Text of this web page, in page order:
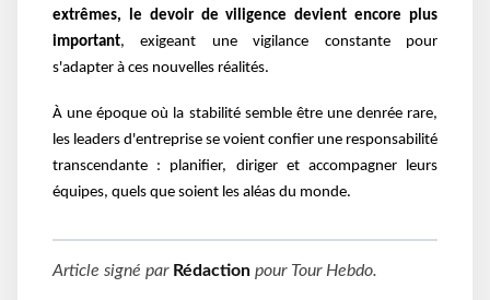
extrêmes, le devoir de viligence devient encore plus
important, exigeant une vigilance constante pour
s'adapter à ces nouvelles réalités.
À une époque où la stabilité semble être une denrée rare,
les leaders d'entreprise se voient confier une responsabilité
transcendante : planifier, diriger et accompagner leurs
équipes, quels que soient les aléas du monde.
Article signé par Rédaction pour Tour Hebdo.